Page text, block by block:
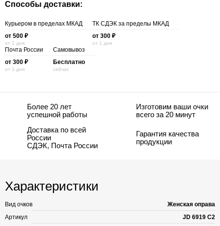
Способы доставки:
Курьером в пределах МКАД
от 500 ₽
от 1 дня
ТК СДЭК за пределы МКАД
от 300 ₽
от 1 дня
Почта России
от 300 ₽
от 1 дня
Самовывоз
Бесплатно
сейчас
Более 20 лет
успешной работы
Изготовим ваши очки
всего за 20 минут
Доставка по всей
России
СДЭК, Почта России
Гарантия качества
продукции
Характеристики
Вид очков
Женская оправа
Артикул
JD 6919 C2